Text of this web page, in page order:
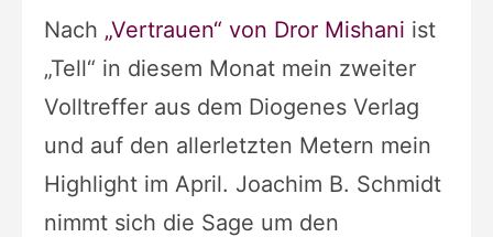
Nach „Vertrauen“ von Dror Mishani ist
„Tell“ in diesem Monat mein zweiter
Volltreffer aus dem Diogenes Verlag
und auf den allerletzten Metern mein
Highlight im April. Joachim B. Schmidt
nimmt sich die Sage um den